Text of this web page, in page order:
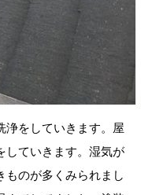
浄をしていきます。屋
していきます。湿気が
ものが多くみられまし